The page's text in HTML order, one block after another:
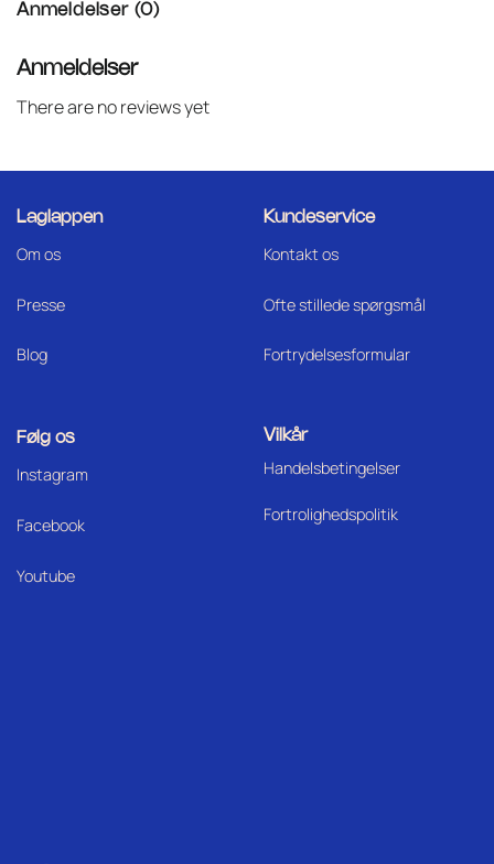
Anmeldelser (0)
Anmeldelser
There are no reviews yet
Laglappen
Om os
Presse
Blog
Kundeservice
Kontakt os
Ofte stillede spørgsmål
Fortrydelsesformular
Følg os
Instagram
Facebook
Youtube
Vilkår
Handelsbetingelser
Fortrolighedspolitik